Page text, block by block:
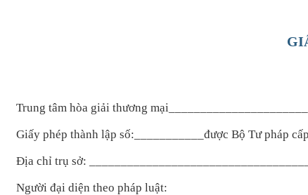
Trung tâm hòa giải thương
Giấy phép thành lập số:___________được Bộ Tư pháp
Địa chỉ trụ sở:
Người đại diện theo pháp luật: